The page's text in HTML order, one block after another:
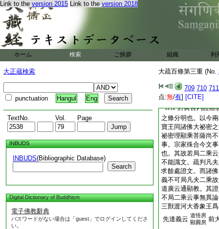
Link to the version 2015 Link to the version 2018
ホーム 検索 ご挨拶 組織 利
大正蔵検索
punctuation Hangul Eng
TextNo. Vol. Page
INBUDS
INBUDS(Bibliographic Database)
Search
Digital Dictionary of Buddhism
電子佛教辭典
パスワードがない場合は「guest」でログインしてくださ
い。
大疏百條第三重 (No.
709 710 711
点:無/有] [CITE]
外内外。答。外外
於内有二道。依之
何。答。於教大論
内内。淺言内外。
云内外。問。經文
外外道。如今依何
切外道所不能知者
謂外外道不入不識
種種因量諸師無能
外道也
文 此釋既顯
云云 對眞言内證顯
之條分明也。以今
寶王同諸佛大祕密
祕密理顯乘菩薩尚
事。宗家殊合今文
也。其故若局二乘
不能識文。疏判凡
求餘處證文。而諸
義不可局凡夫二乘
道廣云通顯教。其
不局二乘云事無異
三獸渡河大香象王
先達義云 道悟房
顯圓房 前